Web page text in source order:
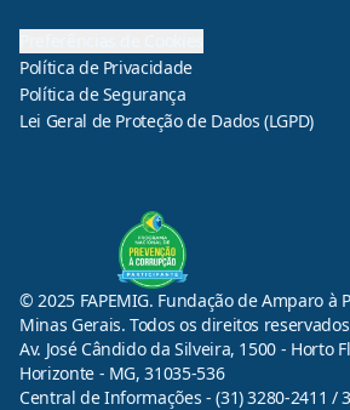
Política de Privacidade
Política de Segurança
Lei Geral de Proteção de Dados (LGPD)
© 2025 FAPEMIG. Fundação de Amparo à
Minas Gerais. Todos os direitos
Av. José Cândido da Silveira, 1500 - Horto
Horizonte - MG, 31035-536
Central de Informações - (31) 3280-2411 /